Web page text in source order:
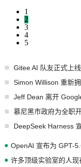
1
2
3
4
5
Gitee AI 队友正式上
Simon Willison 重新
Jeff Dean 离开
慕尼黑市政府为全职
OpenAI 宣布为 GPT-
许多顶级实验室的人